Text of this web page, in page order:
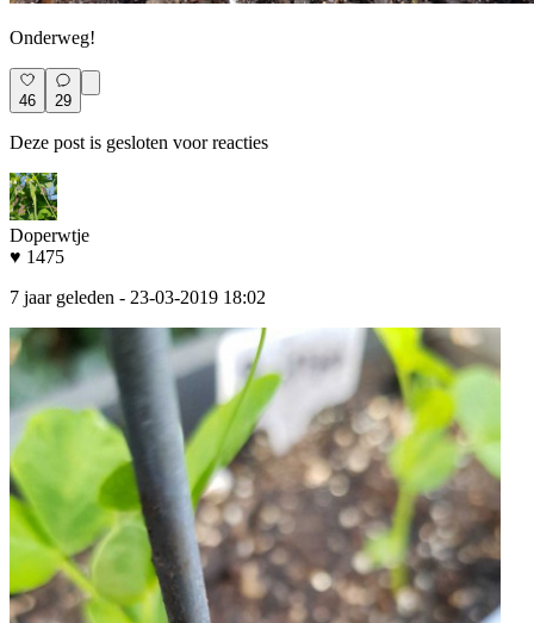
Onderweg!
46 29
Deze post is gesloten voor reacties
Doperwtje
♥ 1475
7 jaar geleden - 23-03-2019 18:02